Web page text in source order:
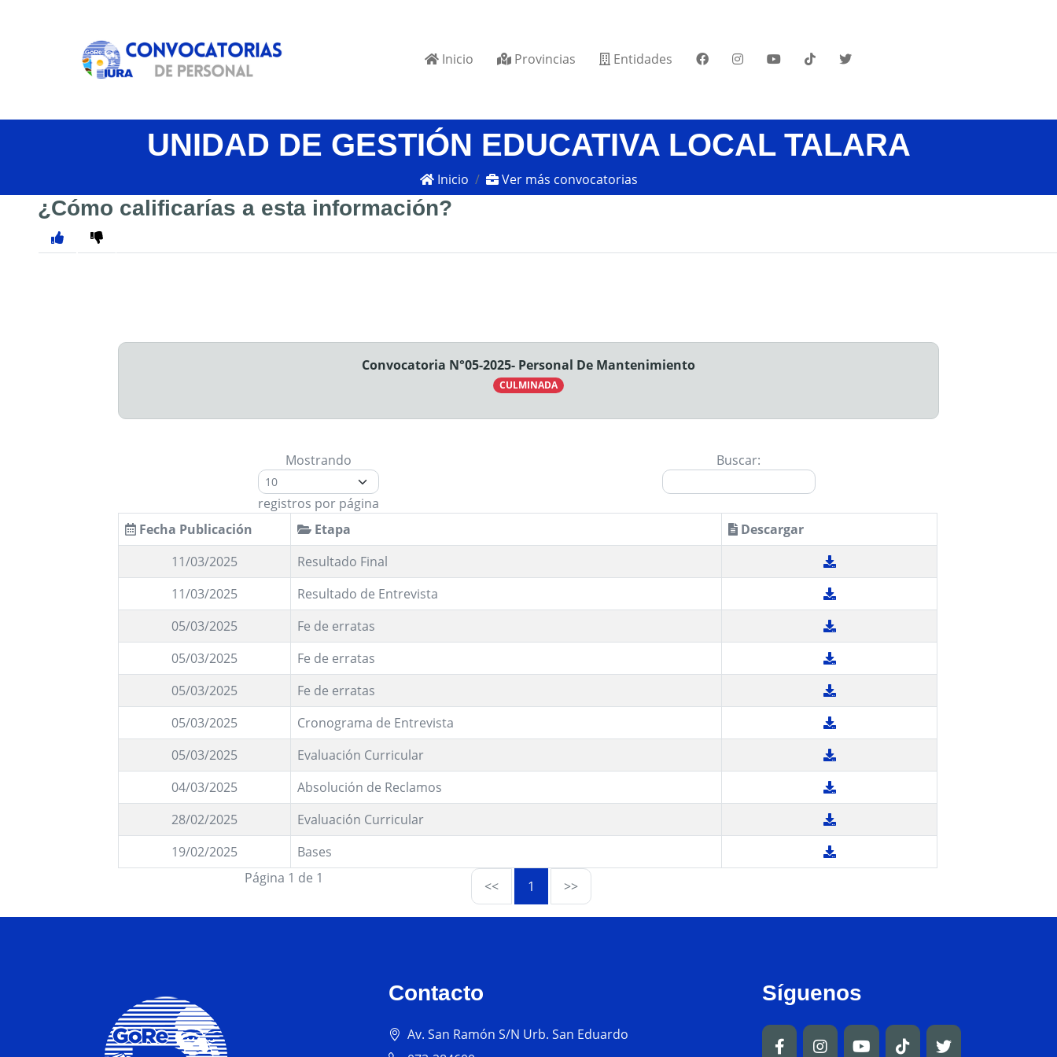
Inicio Provincias Entidades
UNIDAD DE GESTIÓN EDUCATIVA LOCAL TALARA
Inicio Ver más convocatorias
¿Cómo calificarías a esta información?
Convocatoria N°05-2025- Personal De Mantenimiento
CULMINADA
Mostrando
registros por página
Buscar:
Fecha Publicación Etapa
Descargar
11/03/2025
Resultado Final
11/03/2025
Resultado de Entrevista
05/03/2025
Fe de erratas
05/03/2025
Fe de erratas
05/03/2025
Fe de erratas
05/03/2025
Cronograma de Entrevista
05/03/2025
Evaluación Curricular
04/03/2025
Absolución de Reclamos
28/02/2025
Evaluación Curricular
19/02/2025
Bases
Página 1 de 1
<< 1 >>
Contacto
Av. San Ramón S/N Urb. San Eduardo
Síguenos